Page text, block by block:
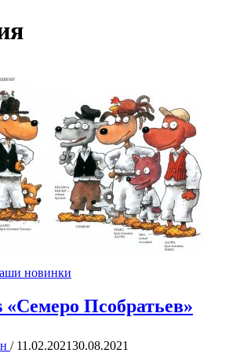
новинки
Псобратьев»
/ 11.02.202130.08.2021